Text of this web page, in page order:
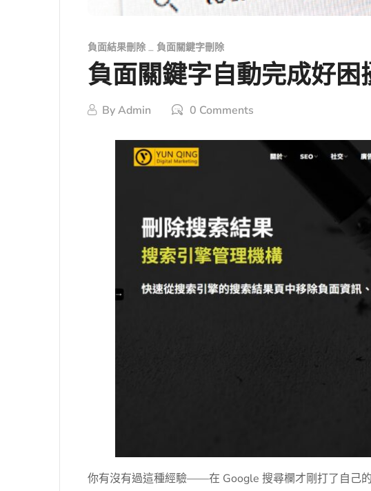
負面結果刪除 負面關鍵字刪除
負面關鍵字自動完成好
ByAdmin 0 Comments
你有沒有過這種經驗——在 Google 搜尋欄才剛打了自己